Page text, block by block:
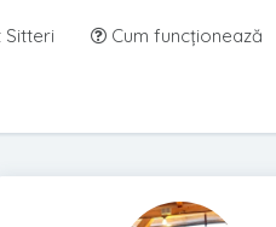
Sitteri Cum funcționează